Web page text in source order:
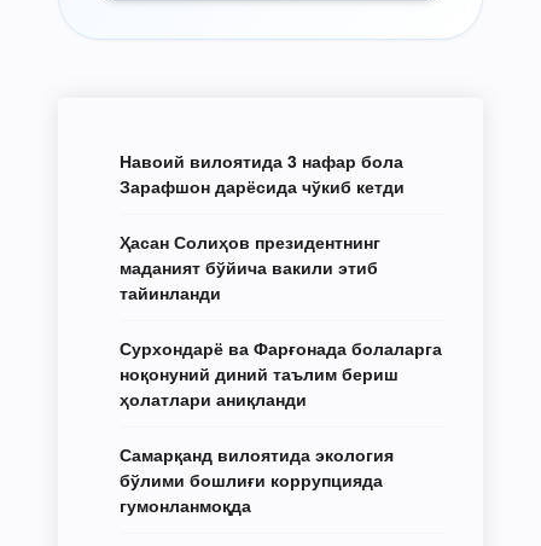
Навоий вилоятида 3 нафар бола
Зарафшон дарёсида чўкиб кетди
Ҳасан Солиҳов президентнинг
маданият бўйича вакили этиб
тайинланди
Сурхондарё ва Фарғонада болаларга
ноқонуний диний таълим бериш
ҳолатлари аниқланди
Самарқанд вилоятида экология
бўлими бошлиғи коррупцияда
гумонланмоқда